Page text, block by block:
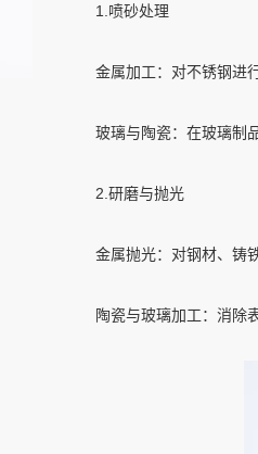
1.喷砂处理
金属加工：对不锈钢进行
玻璃与陶瓷：在玻璃制品
2.研磨与抛光
金属抛光：对钢材、铸铁
陶瓷与玻璃加工：消除表